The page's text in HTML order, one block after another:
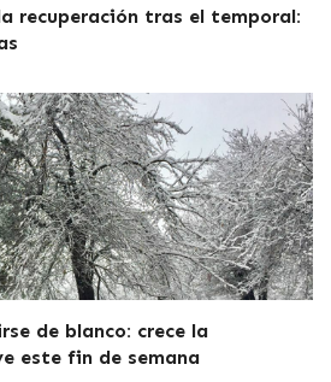
recuperación tras el temporal:
de blanco: crece la
este fin de semana